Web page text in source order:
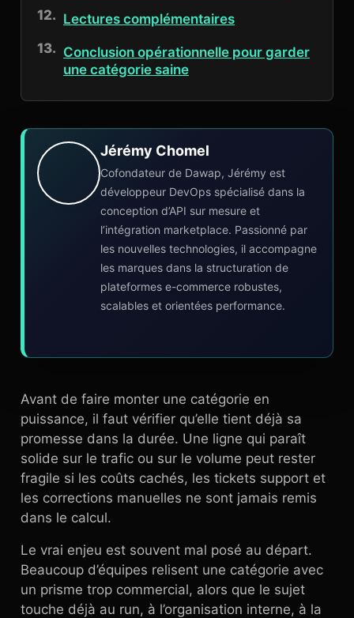
Lectures complémentaires
Conclusion opérationnelle pour garder
une catégorie saine
Jérémy Chomel
Cofondateur de Dawap, Jérémy est
développeur DevOps spécialisé dans la
conception d’API sur mesure et
l’intégration marketplace. Passionné par
les nouvelles technologies, il accompagne
les marques dans la structuration de
plateformes e-commerce robustes,
scalables et orientées performance.
Avant de faire monter une catégorie en
puissance, il faut vérifier qu’elle tient déjà sa
promesse dans la durée. Une ligne qui paraît
solide sur le trafic ou sur le volume peut rester
fragile si les coûts cachés, les tickets support et
les corrections manuelles ne sont jamais remis
dans le calcul.
Le vrai enjeu est souvent mal posé au départ.
Beaucoup d’équipes relisent une catégorie avec
un prisme trop commercial, alors que le sujet
touche déjà au run, à l’organisation interne, à la